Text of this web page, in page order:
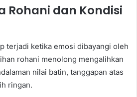
Rohani dan Kondisi
terjadi ketika emosi dibayangi oleh
rohani menolong mengalihkan
nilai batin, tanggapan atas
ringan.